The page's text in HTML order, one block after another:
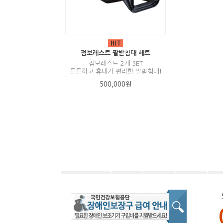
점보레스트 팔받침대 세트
점보레스트 2개 SET
튼튼하고 휴대가 편리한 팔받침대!
500,000원